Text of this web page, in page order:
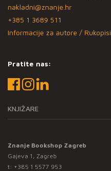
nakladni@znanje.hr
+385 1 3689 511
Informacije za autore / Rukopisi
Pratite nas:
KNJIŽARE
Znanje Bookshop Zagreb
Gajeva 1, Zagreb
t: +385 1 5577 953